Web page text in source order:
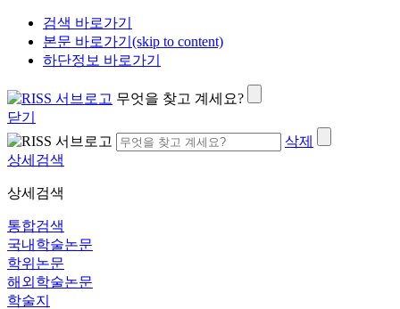
검색 바로가기
본문 바로가기(skip to content)
하단정보 바로가기
무엇을 찾고 계세요?
닫기
삭제
상세검색
상세검색
통합검색
국내학술논문
학위논문
해외학술논문
학술지